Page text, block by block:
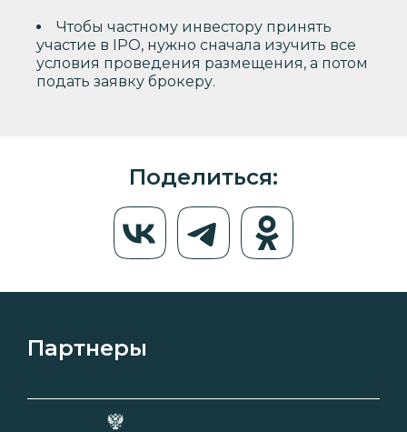
Чтобы частному инвестору принять
участие в IPO, нужно сначала изучить все
условия проведения размещения, а потом
подать заявку брокеру.
Поделиться:
Партнеры